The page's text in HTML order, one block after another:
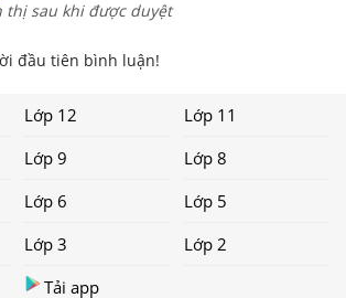
thị sau khi được duyệt
đầu tiên bình luận!
Lớp 12
Lớp 11
Lớp 9
Lớp 8
Lớp 6
Lớp 5
Lớp 3
Lớp 2
Tải app